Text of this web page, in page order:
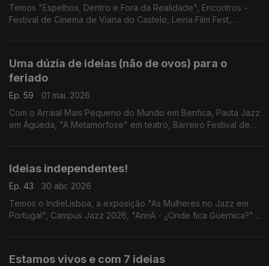
Temos "Espelhos, Dentro e Fora da Realidade", Encontros -
Festival de Cinema de Viana do Castelo, Leiria Film Fest,
Uma dúzia de ideias (não de ovos) para o
feriado
Ep. 59
01 mai. 2026
Com o Arraial Mais Pequeno do Mundo em Benfica, Pauta Jazz
em Águeda, "A Metamorfose" em teatro, Barreiro Festival de
Ideias independentes!
Ep. 43
30 abr. 2026
Temos o IndieLisboa, a exposição "As Mulheres no Jazz em
Portugal", Campus Jazz 2026, "AnnA - ¿Onde fica Guernica?",
Estamos vivos e com 7 ideias